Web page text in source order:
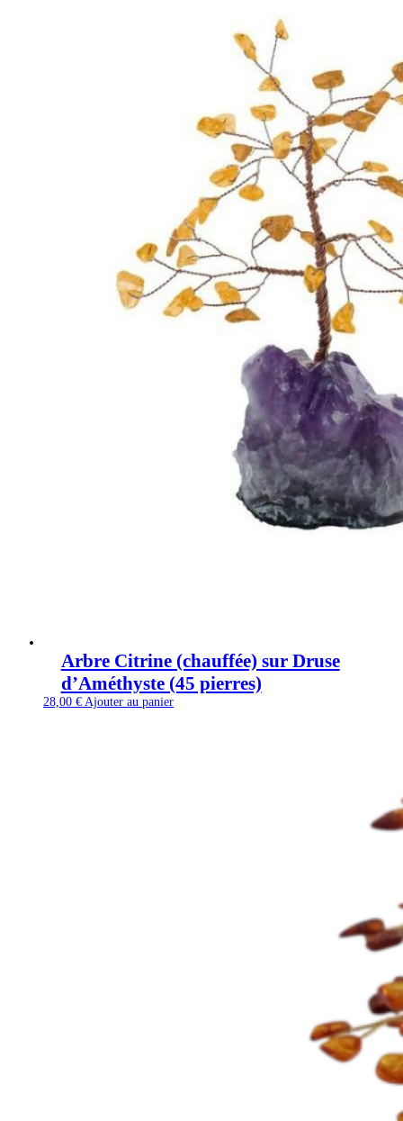
Arbre Citrine (chauffée) sur Druse
d’Améthyste (45 pierres)
28,00 € Ajouter au panier